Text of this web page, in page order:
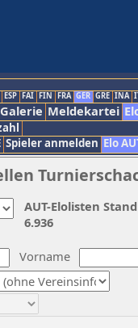
ESP FAI FIN FRA GER GRE INA
Meldekartei
Spieler anmelden Elo
Vorname
AUT-Elolisten
6.936